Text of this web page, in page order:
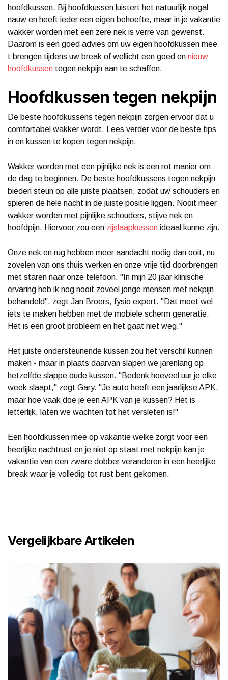
hoofdkussen. Bij hoofdkussen luistert het natuurlijk nogal
nauw en heeft ieder een eigen behoefte, maar in je vakantie
wakker worden met een zere nek is verre van gewenst.
Daarom is een goed advies om uw eigen hoofdkussen mee
t brengen tijdens uw break of wellicht een goed en nieuw
hoofdkussen tegen nekpijn aan te schaffen.
Hoofdkussen tegen nekpijn
De beste hoofdkussens tegen nekpijn zorgen ervoor dat u
comfortabel wakker wordt. Lees verder voor de beste tips
in en kussen te kopen tegen nekpijn.
Wakker worden met een pijnlijke nek is een rot manier om
de dag te beginnen. De beste hoofdkussens tegen nekpijn
bieden steun op alle juiste plaatsen, zodat uw schouders en
spieren de hele nacht in de juiste positie liggen. Nooit meer
wakker worden met pijnlijke schouders, stijve nek en
hoofdpijn. Hiervoor zou een zijslaapkussen ideaal kunne zijn.
Onze nek en rug hebben meer aandacht nodig dan ooit, nu
zovelen van ons thuis werken en onze vrije tijd doorbrengen
met staren naar onze telefoon. "In mijn 20 jaar klinische
ervaring heb ik nog nooit zoveel jonge mensen met nekpijn
behandeld", zegt Jan Broers, fysio expert. "Dat moet wel
iets te maken hebben met de mobiele scherm generatie.
Het is een groot probleem en het gaat niet weg."
Het juiste ondersteunende kussen zou het verschil kunnen
maken - maar in plaats daarvan slapen we jarenlang op
hetzelfde slappe oude kussen. "Bedenk hoeveel uur je elke
week slaapt," zegt Gary. "Je auto heeft een jaarlijkse APK,
maar hoe vaak doe je een APK van je kussen? Het is
letterlijk, laten we wachten tot het versleten is!"
Een hoofdkussen mee op vakantie welke zorgt voor een
heerlijke nachtrust en je niet op staat met nekpijn kan je
vakantie van een zware dobber veranderen in een heerlijke
break waar je volledig tot rust bent gekomen.
Vergelijkbare Artikelen